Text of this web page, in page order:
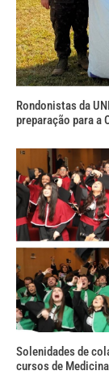
Rondonistas da
preparação para a
Solenidades de
cursos de